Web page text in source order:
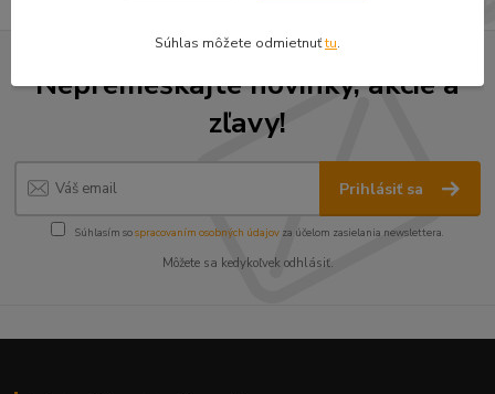
Nepremeškajte novinky, akcie a
zľavy!
Prihlásiť sa
Súhlasím sospracovaním osobných údajov za účelom zasielania newslettera.
Môžete sa kedykoľvek odhlásiť.
Súhlas môžete odmietnuťtu.